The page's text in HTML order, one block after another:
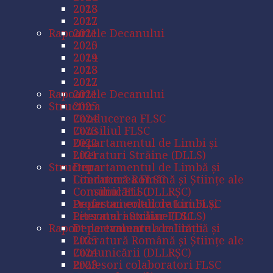
2018
2017
Rapoartele Decanului
2025
2024
2023
2022
2021
Structura
Conducerea FLSC
Consiliul FLSC
Departamentul de Limbi și
Literaturi Străine (DLLS)
Departamentul de Limbă și
Literatură Română și Științe ale
Comunicării (DLLRȘC)
Profesori colaboratori FLSC
Personal auxiliar FLSC
Raport de evaluare a calității
2025
2024
2023
2023
2022
2021
2020
2019
2018
2017
Rapoartele Decanului
2025
2024
2023
2022
2021
Structura
Conducerea FLSC
Consiliul FLSC
Departamentul de Limbi și
Literaturi Străine (DLLS)
Departamentul de Limbă și
Literatură Română și Științe ale
Comunicării (DLLRȘC)
Profesori colaboratori FLSC